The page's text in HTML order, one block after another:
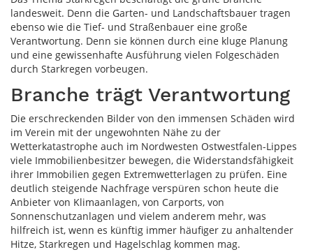
landesweit. Denn die Garten- und Landschaftsbauer tragen
ebenso wie die Tief- und Straßenbauer eine große
Verantwortung. Denn sie können durch eine kluge Planung
und eine gewissenhafte Ausführung vielen Folgeschäden
durch Starkregen vorbeugen.
Branche trägt Verantwortung
Die erschreckenden Bilder von den immensen Schäden wird
im Verein mit der ungewohnten Nähe zu der
Wetterkatastrophe auch im Nordwesten Ostwestfalen-Lippes
viele Immobilienbesitzer bewegen, die Widerstandsfähigkeit
ihrer Immobilien gegen Extremwetterlagen zu prüfen. Eine
deutlich steigende Nachfrage verspüren schon heute die
Anbieter von Klimaanlagen, von Carports, von
Sonnenschutzanlagen und vielem anderem mehr, was
hilfreich ist, wenn es künftig immer häufiger zu anhaltender
Hitze, Starkregen und Hagelschlag kommen mag.